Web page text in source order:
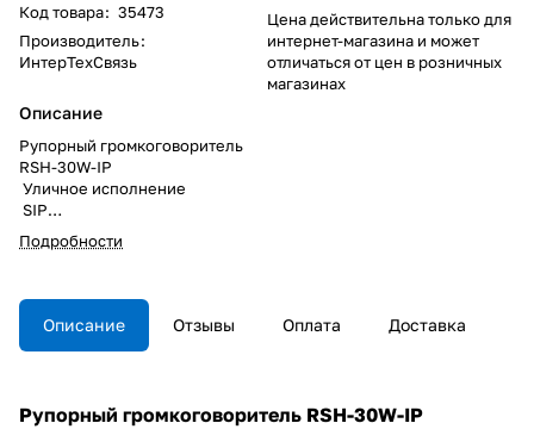
Код товара: 35473
Производитель:
ИнтерТехСвязь
Описание
Рупорный громкоговоритель
RSH-30W-IP
Уличное исполнение
SIP
Мощность 30 W
PoE
225 x 165 x 240 мм
Подробности
Цена действительна только для
интернет-магазина и может
отличаться от цен в розничных
магазинах
Описание Отзывы Оплата Доставка
Рупорный громкоговоритель RSH-30W-IP